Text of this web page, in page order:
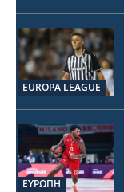
EUROPA LEAGUE
ΕΥΡΩΠΗ